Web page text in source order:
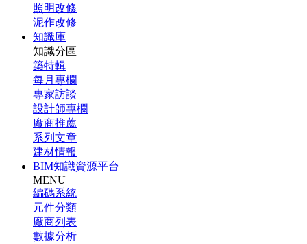
照明改修
泥作改修
知識庫
知識分區
築特輯
每月專欄
專家訪談
設計師專欄
廠商推薦
系列文章
建材情報
BIM知識資源平台
MENU
編碼系統
元件分類
廠商列表
數據分析